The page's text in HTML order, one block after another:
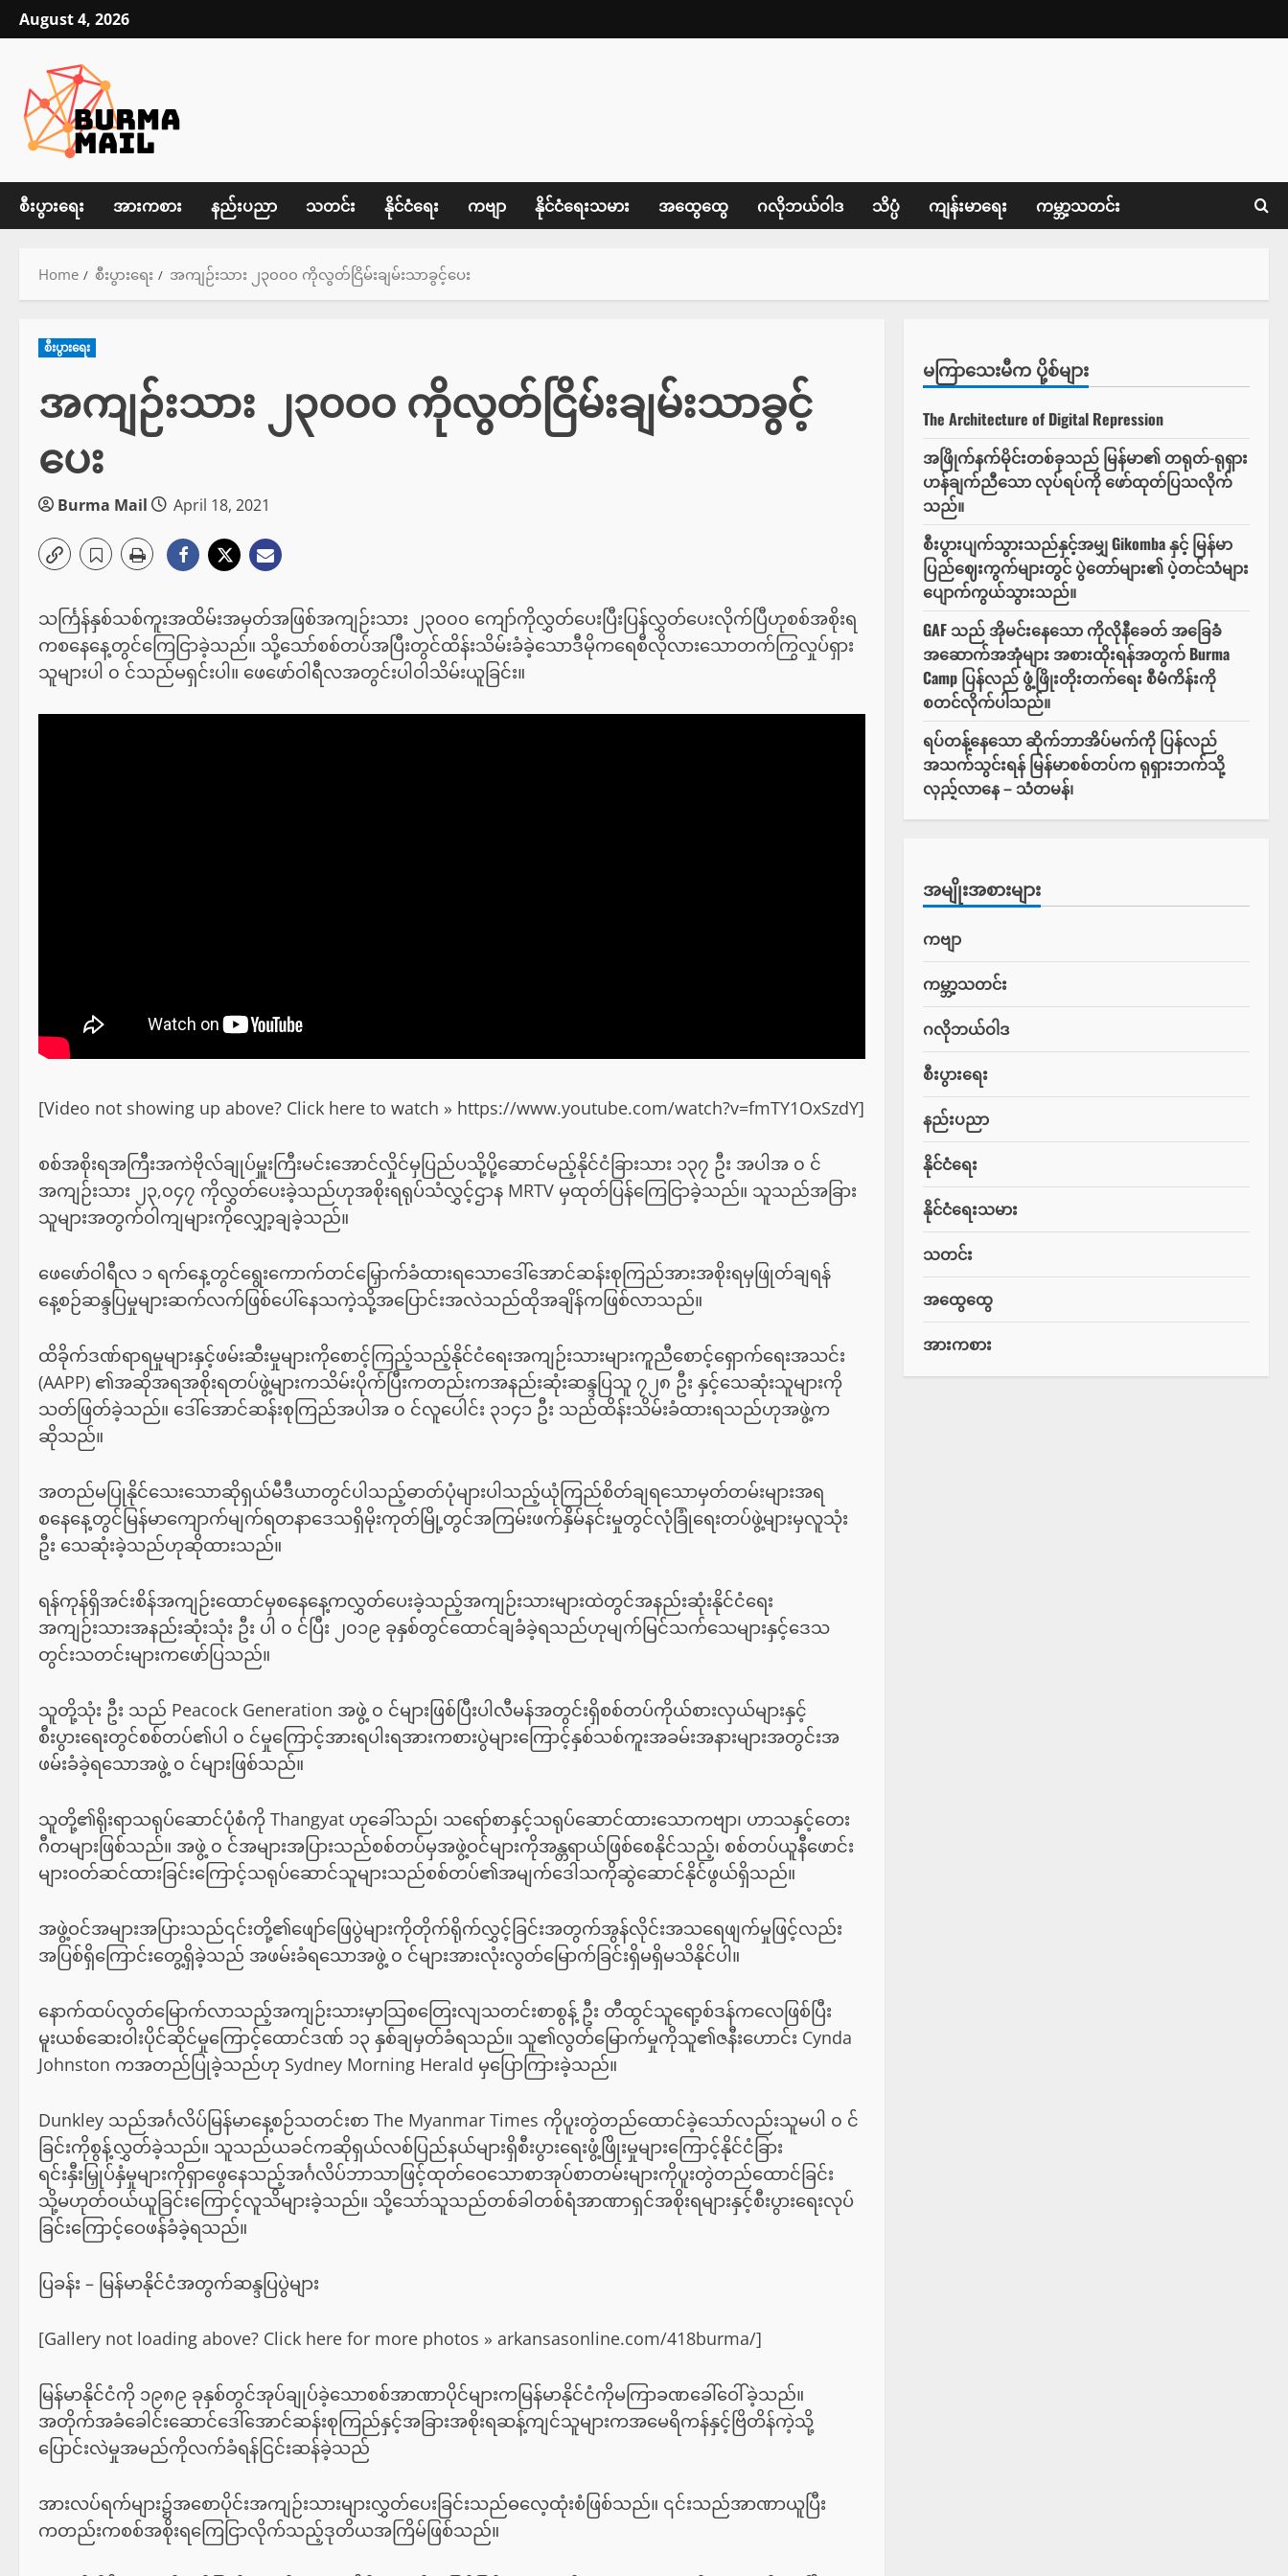
Skip
to
August 4, 2026
စီးပွားရေး အားကစား နည်းပညာ သတင်း နိုင်ငံရေး ကဗျာ နိုင်ငံရေးသမား အထွေထွေ ဂလိုဘယ်ဝါဒ သိပ္ပံ ကျန်းမာရေး ကမ္ဘာ့သတင်း
Home စီးပွားရေး အကျဉ်းသား ၂၃၀၀၀ ကိုလွတ်ငြိမ်းချမ်းသာခွင့်ပေး
စီးပွားရေး
အကျဉ်းသား ၂၃၀၀၀ ကိုလွတ်ငြိမ်းချမ်းသာခွင့်
ပေး
Burma Mail April 18, 2021
သင်္ကြန်နှစ်သစ်ကူးအထိမ်းအမှတ်အဖြစ်အကျဉ်းသား ၂၃၀၀၀ ကျော်ကိုလွှတ်ပေးပြီးပြန်လွှတ်ပေးလိုက်ပြီဟုစစ်အစိုးရ
ကစနေနေ့တွင်ကြေငြာခဲ့သည်။ သို့သော်စစ်တပ်အပြီးတွင်ထိန်းသိမ်းခံခဲ့သောဒီမိုကရေစီလိုလားသောတက်ကြွလှုပ်ရှား
သူများပါ ၀ င်သည်မရှင်းပါ။ ဖေဖော်ဝါရီလအတွင်းပါဝါသိမ်းယူခြင်း။
[Video not showing up above? Click here to watch » https://www.youtube.com/watch?v=fmTY1OxSzdY]
စစ်အစိုးရအကြီးအကဲဗိုလ်ချုပ်မှူးကြီးမင်းအောင်လှိုင်မှပြည်ပသို့ပို့ဆောင်မည့်နိုင်ငံခြားသား ၁၃၇ ဦး အပါအ ၀ င်
အကျဉ်းသား ၂၃,၀၄၇ ကိုလွှတ်ပေးခဲ့သည်ဟုအစိုးရရုပ်သံလွှင့်ဌာန MRTV မှထုတ်ပြန်ကြေငြာခဲ့သည်။ သူသည်အခြား
သူများအတွက်ဝါကျများကိုလျှော့ချခဲ့သည်။
ဖေဖော်ဝါရီလ ၁ ရက်နေ့တွင်ရွေးကောက်တင်မြှောက်ခံထားရသောဒေါ်အောင်ဆန်းစုကြည်အားအစိုးရမှဖြုတ်ချရန်
နေ့စဉ်ဆန္ဒပြမှုများဆက်လက်ဖြစ်ပေါ်နေသကဲ့သို့အပြောင်းအလဲသည်ထိုအချိန်ကဖြစ်လာသည်။
ထိခိုက်ဒဏ်ရာရမှုများနှင့်ဖမ်းဆီးမှုများကိုစောင့်ကြည့်သည့်နိုင်ငံရေးအကျဉ်းသားများကူညီစောင့်ရှောက်ရေးအသင်း
(AAPP) ၏အဆိုအရအစိုးရတပ်ဖွဲ့များကသိမ်းပိုက်ပြီးကတည်းကအနည်းဆုံးဆန္ဒပြသူ ၇၂၈ ဦး နှင့်သေဆုံးသူများကို
သတ်ဖြတ်ခဲ့သည်။ ဒေါ်အောင်ဆန်းစုကြည်အပါအ ၀ င်လူပေါင်း ၃၁၄၁ ဦး သည်ထိန်းသိမ်းခံထားရသည်ဟုအဖွဲ့က
ဆိုသည်။
အတည်မပြုနိုင်သေးသောဆိုရှယ်မီဒီယာတွင်ပါသည့်ဓာတ်ပုံများပါသည့်ယုံကြည်စိတ်ချရသောမှတ်တမ်းများအရ
စနေနေ့တွင်မြန်မာကျောက်မျက်ရတနာဒေသရှိမိုးကုတ်မြို့တွင်အကြမ်းဖက်နှိမ်နင်းမှုတွင်လုံခြုံရေးတပ်ဖွဲ့များမှလူသုံး
ဦး သေဆုံးခဲ့သည်ဟုဆိုထားသည်။
ရန်ကုန်ရှိအင်းစိန်အကျဉ်းထောင်မှစနေနေ့ကလွှတ်ပေးခဲ့သည့်အကျဉ်းသားများထဲတွင်အနည်းဆုံးနိုင်ငံရေး
အကျဉ်းသားအနည်းဆုံးသုံး ဦး ပါ ၀ င်ပြီး ၂၀၁၉ ခုနှစ်တွင်ထောင်ချခံခဲ့ရသည်ဟုမျက်မြင်သက်သေများနှင့်ဒေသ
တွင်းသတင်းများကဖော်ပြသည်။
သူတို့သုံး ဦး သည် Peacock Generation အဖွဲ့ ၀ င်များဖြစ်ပြီးပါလီမန်အတွင်းရှိစစ်တပ်ကိုယ်စားလှယ်များနှင့်
စီးပွားရေးတွင်စစ်တပ်၏ပါ ၀ င်မှုကြောင့်အားရပါးရအားကစားပွဲများကြောင့်နှစ်သစ်ကူးအခမ်းအနားများအတွင်းအ
ဖမ်းခံခဲ့ရသောအဖွဲ့ ၀ င်များဖြစ်သည်။
သူတို့၏ရိုးရာသရုပ်ဆောင်ပုံစံကို Thangyat ဟုခေါ်သည်၊ သရော်စာနှင့်သရုပ်ဆောင်ထားသောကဗျာ၊ ဟာသနှင့်တေး
ဂီတများဖြစ်သည်။ အဖွဲ့ ၀ င်အများအပြားသည်စစ်တပ်မှအဖွဲ့ဝင်များကိုအန္တရာယ်ဖြစ်စေနိုင်သည့်၊ စစ်တပ်ယူနီဖောင်း
များဝတ်ဆင်ထားခြင်းကြောင့်သရုပ်ဆောင်သူများသည်စစ်တပ်၏အမျက်ဒေါသကိုဆွဲဆောင်နိုင်ဖွယ်ရှိသည်။
အဖွဲ့ဝင်အများအပြားသည်၎င်းတို့၏ဖျော်ဖြေပွဲများကိုတိုက်ရိုက်လွှင့်ခြင်းအတွက်အွန်လိုင်းအသရေဖျက်မှုဖြင့်လည်း
အပြစ်ရှိကြောင်းတွေ့ရှိခဲ့သည် အဖမ်းခံရသောအဖွဲ့ ၀ င်များအားလုံးလွတ်မြောက်ခြင်းရှိမရှိမသိနိုင်ပါ။
နောက်ထပ်လွတ်မြောက်လာသည့်အကျဉ်းသားမှာသြစတြေးလျသတင်းစာစွန့် ဦး တီထွင်သူရော့စ်ဒန်ကလေဖြစ်ပြီး
မူးယစ်ဆေးဝါးပိုင်ဆိုင်မှုကြောင့်ထောင်ဒဏ် ၁၃ နှစ်ချမှတ်ခံရသည်။ သူ၏လွတ်မြောက်မှုကိုသူ၏ဇနီးဟောင်း Cynda
Johnston ကအတည်ပြုခဲ့သည်ဟု Sydney Morning Herald မှပြောကြားခဲ့သည်။
Dunkley သည်အင်္ဂလိပ်မြန်မာနေ့စဉ်သတင်းစာ The Myanmar Times ကိုပူးတွဲတည်ထောင်ခဲ့သော်လည်းသူမပါ ၀ င်
ခြင်းကိုစွန့်လွှတ်ခဲ့သည်။ သူသည်ယခင်ကဆိုရှယ်လစ်ပြည်နယ်များရှိစီးပွားရေးဖွံ့ဖြိုးမှုများကြောင့်နိုင်ငံခြား
ရင်းနှီးမြှုပ်နှံမှုများကိုရှာဖွေနေသည့်အင်္ဂလိပ်ဘာသာဖြင့်ထုတ်ဝေသောစာအုပ်စာတမ်းများကိုပူးတွဲတည်ထောင်ခြင်း
သို့မဟုတ်ဝယ်ယူခြင်းကြောင့်လူသိများခဲ့သည်။ သို့သော်သူသည်တစ်ခါတစ်ရံအာဏာရှင်အစိုးရများနှင့်စီးပွားရေးလုပ်
ခြင်းကြောင့်ဝေဖန်ခံခဲ့ရသည်။
ပြခန်း – မြန်မာနိုင်ငံအတွက်ဆန္ဒပြပွဲများ
[Gallery not loading above? Click here for more photos » arkansasonline.com/418burma/]
မြန်မာနိုင်ငံကို ၁၉၈၉ ခုနှစ်တွင်အုပ်ချုပ်ခဲ့သောစစ်အာဏာပိုင်များကမြန်မာနိုင်ငံကိုမကြာခဏခေါ်ဝေါ်ခဲ့သည်။
အတိုက်အခံခေါင်းဆောင်ဒေါ်အောင်ဆန်းစုကြည်နှင့်အခြားအစိုးရဆန့်ကျင်သူများကအမေရိကန်နှင့်ဗြိတိန်ကဲ့သို့
ပြောင်းလဲမှုအမည်ကိုလက်ခံရန်ငြင်းဆန်ခဲ့သည်
အားလပ်ရက်များ၌အစောပိုင်းအကျဉ်းသားများလွှတ်ပေးခြင်းသည်ဓလေ့ထုံးစံဖြစ်သည်။ ၎င်းသည်အာဏာယူပြီး
ကတည်းကစစ်အစိုးရကြေငြာလိုက်သည့်ဒုတိယအကြိမ်ဖြစ်သည်။
မကြာသေးမီက ပို့စ်များ
The Architecture of Digital Repression
အဖြိုက်နက်မိုင်းတစ်ခုသည် မြန်မာ၏ တရုတ်-ရုရှား
ဟန်ချက်ညီသော လုပ်ရပ်ကို ဖော်ထုတ်ပြသလိုက်
သည်။
စီးပွားပျက်သွားသည်နှင့်အမျှ Gikomba နှင့် မြန်မာ
ပြည်ဈေးကွက်များတွင် ပွဲတော်များ၏ ပဲ့တင်သံများ
ပျောက်ကွယ်သွားသည်။
GAF သည် အိုမင်းနေသော ကိုလိုနီခေတ် အခြေခံ
အဆောက်အအုံများ အစားထိုးရန်အတွက် Burma
Camp ပြန်လည် ဖွံ့ဖြိုးတိုးတက်ရေး စီမံကိန်းကို
စတင်လိုက်ပါသည်။
ရပ်တန့်နေသော ဆိုက်ဘာအိပ်မက်ကို ပြန်လည်
အသက်သွင်းရန် မြန်မာစစ်တပ်က ရုရှားဘက်သို့
လှည့်လာနေ – သံတမန်၊
အမျိုးအစားများ
ကဗျာ
ကမ္ဘာ့သတင်း
ဂလိုဘယ်ဝါဒ
စီးပွားရေး
နည်းပညာ
နိုင်ငံရေး
နိုင်ငံရေးသမား
သတင်း
အထွေထွေ
အားကစား